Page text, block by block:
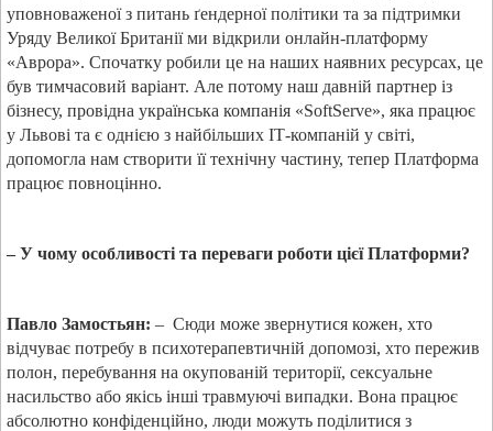
уповноваженої з питань ґендерної політики та за підтримки
Уряду Великої Британії ми відкрили онлайн-платформу
«Аврора». Спочатку робили це на наших наявних ресурсах, це
був тимчасовий варіант. Але потому наш давній партнер із
бізнесу, провідна українська компанія «SoftServe», яка працює
у Львові та є однією з найбільших IT-компаній у світі,
допомогла нам створити її технічну частину, тепер Платформа
працює повноцінно.
– У чому особливості та переваги роботи цієї Платформи?
Павло Замостьян: – Сюди може звернутися кожен, хто
відчуває потребу в психотерапевтичній допомозі, хто пережив
полон, перебування на окупованій території, сексуальне
насильство або якісь інші травмуючі випадки. Вона працює
абсолютно конфіденційно, люди можуть поділитися з